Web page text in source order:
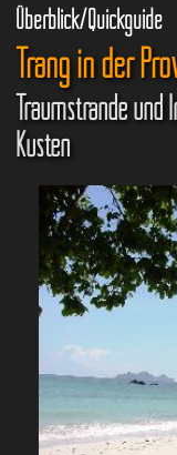
Überblick/Quickguide
Trang in der
Traumstrände und
Küsten